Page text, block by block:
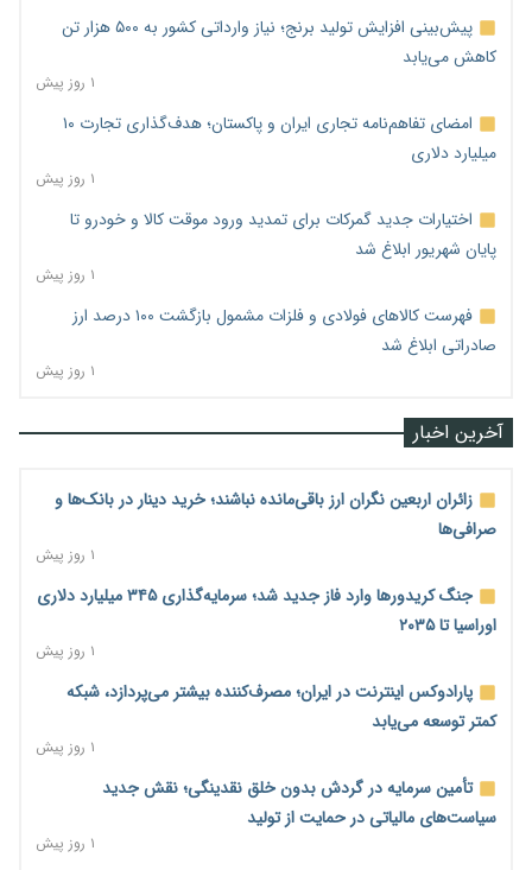
پیش‌بینی افزایش تولید برنج؛ نیاز وارداتی کشور به ۵۰۰ هزار تن
کاهش می‌یابد
۱ روز پیش
امضای تفاهم‌نامه تجاری ایران و پاکستان؛ هدف‌گذاری تجارت ۱۰
میلیارد دلاری
۱ روز پیش
اختیارات جدید گمرکات برای تمدید ورود موقت کالا و خودرو تا
پایان شهریور ابلاغ شد
۱ روز پیش
فهرست کالاهای فولادی و فلزات مشمول بازگشت ۱۰۰ درصد ارز
صادراتی ابلاغ شد
۱ روز پیش
آخرین اخبار
زائران اربعین نگران ارز باقی‌مانده نباشند؛ خرید دینار در بانک‌ها و
صرافی‌ها
۱ روز پیش
جنگ کریدورها وارد فاز جدید شد؛ سرمایه‌گذاری ۳۴۵ میلیارد دلاری
اوراسیا تا ۲۰۳۵
۱ روز پیش
پارادوکس اینترنت در ایران؛ مصرف‌کننده بیشتر می‌پردازد، شبکه
کمتر توسعه می‌یابد
۱ روز پیش
تأمین سرمایه در گردش بدون خلق نقدینگی؛ نقش جدید
سیاست‌های مالیاتی در حمایت از تولید
۱ روز پیش